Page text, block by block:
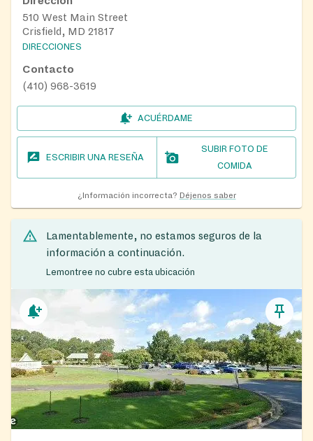
510 West Main Street
Crisfield, MD 21817
DIRECCIONES
Contacto
(410) 968-3619
ACUÉRDAME
ESCRIBIR UNA RESEÑA
SUBIR FOTO DE
COMIDA
¿Información incorrecta? Déjenos saber
Lamentablemente, no estamos seguros de la
información a continuación.
Lemontree no cubre esta ubicación